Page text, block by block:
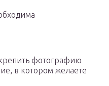
фотографию
в котором желаете